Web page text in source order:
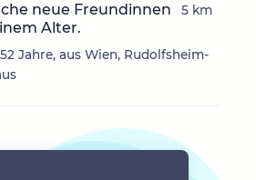
neue Freundinnen
Alter.
Jahre, aus Wien, Rudolfsheim-
5 km